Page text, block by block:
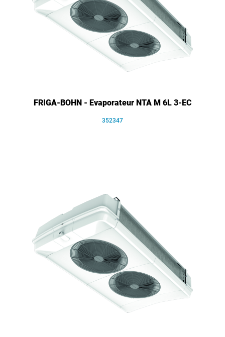
FRIGA-BOHN - Evaporateur NTA M 6L 3-EC
352347